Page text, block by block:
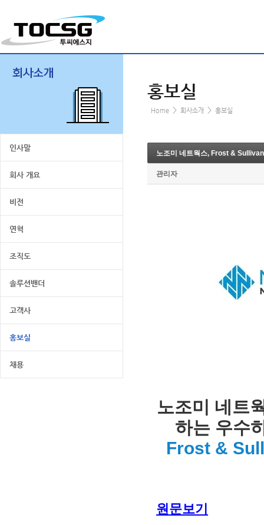
인사말
회사 개요
비전
연혁
조직도
솔루션밴더
고객사
홍보실
채용
홍보실
Home > 회사소개 > 홍보실
노조미 네트웍스, Frost &
관리자
노조미 네트
하는 우수
Frost &
원문보기